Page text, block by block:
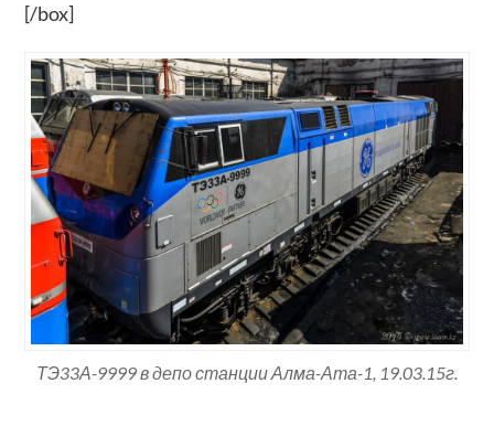
[/box]
ТЭ33А-9999 в депо станции Алма-Ата-1, 19.03.15г.